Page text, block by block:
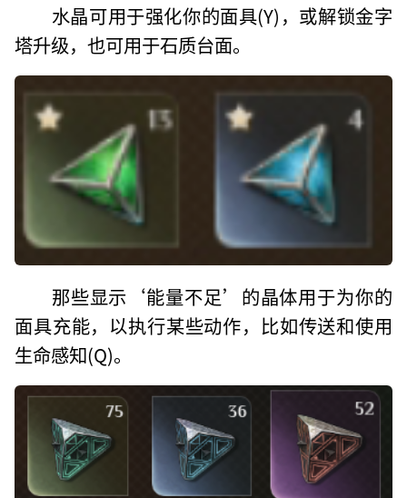
水晶可用于强化你的面具(Y)，或解锁金字
塔升级，也可用于石质台面。
那些显示‘能量不足’的晶体用于为你的
面具充能，以执行某些动作，比如传送和使用
生命感知(Q)。